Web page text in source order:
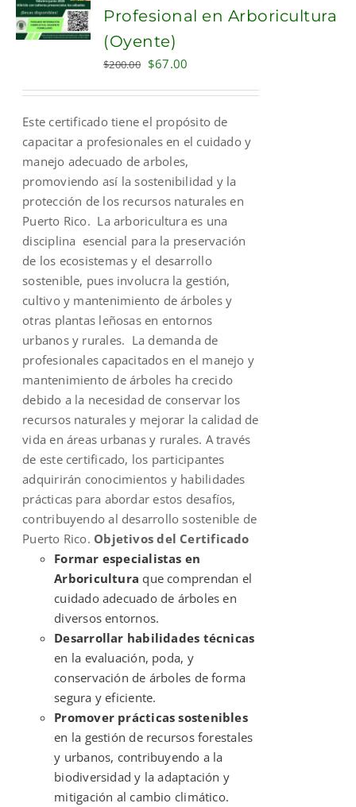
CART
Profesional en Arboricultura
(Oyente)
$200.00 Original
$200.00.
$67.00
$67.00.
Este certificado tiene el propósito de
capacitar a profesionales en el cuidado y
manejo adecuado de arboles,
promoviendo así la sostenibilidad y la
protección de los recursos naturales en
Puerto Rico. La arboricultura es una
disciplina esencial para la preservación
de los ecosistemas y el desarrollo
sostenible, pues involucra la gestión,
cultivo y mantenimiento de árboles y
otras plantas leñosas en entornos
urbanos y rurales. La demanda de
profesionales capacitados en el manejo y
mantenimiento de árboles ha crecido
debido a la necesidad de conservar los
recursos naturales y mejorar la calidad de
vida en áreas urbanas y rurales. A través
de este certificado, los participantes
adquirirán conocimientos y habilidades
prácticas para abordar estos desafíos,
contribuyendo al desarrollo sostenible de
Puerto Rico. Objetivos del Certificado
Formar especialistas en
Arboriculturaque comprendan el
cuidado adecuado de árboles en
diversos entornos.
Desarrollar habilidades técnicas
en la evaluación, poda, y
conservación de árboles de forma
segura y eficiente.
Promover prácticas sostenibles
en la gestión de recursos forestales
y urbanos, contribuyendo a la
biodiversidad y la adaptación y
mitigación al cambio climático.